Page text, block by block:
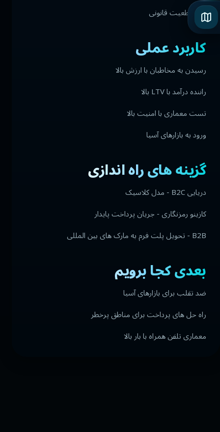
عدم قطعیت قانونی
کاربرد عملی
رسیدن به مخاطبان با ارزش بالا
راننده درآمد با LTV بالا
تست معماری با امنیت بالا
ورود به بازارهای آسیا
گزینه های راه اندازی
دریایی B2C - مدل کلاسیک
کازینو رمزنگاری - جریان پرداخت پایدار
B2B - تحویل پلت فرم به مارک های بین المللی
بعدی کجا برویم
ضد تقلب برای بازارهای آسیا
راه حل های پرداخت برای مناطق پرخطر
معماری تلفن همراه با بار بالا